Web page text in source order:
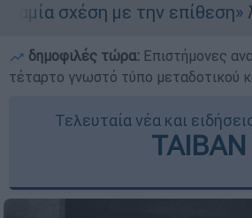
την επίθεση» λέει η
δημοφιλές τώρα: Επιστήμονες
τέταρτο γνωστό τύπο μεταδοτικού
Τελευταία νέα και
ΤΑΙΒΑΝ